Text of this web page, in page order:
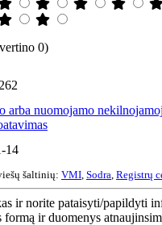
0)
arba nuomojamo
14
šaltinių: VMI Sodra Registrų
ir norite pataisyti/papildyti
ir duomenys